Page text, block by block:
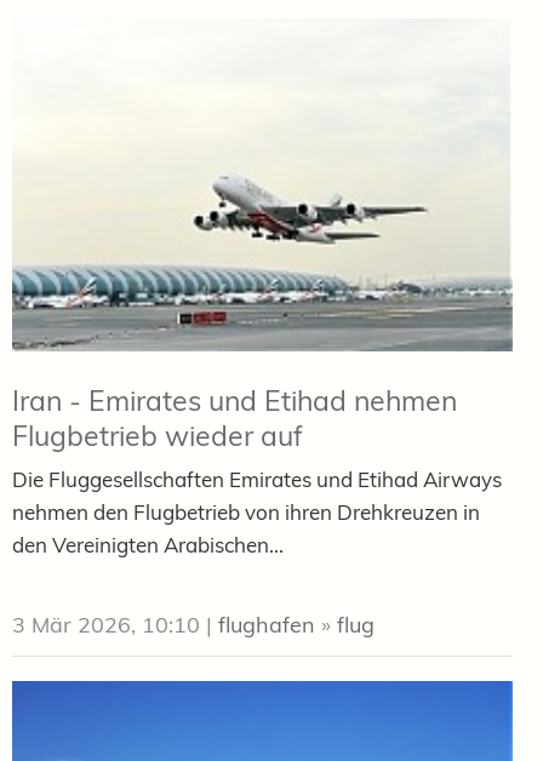
Iran - Emirates und Etihad nehmen
Flugbetrieb wieder auf
Die Fluggesellschaften Emirates und Etihad Airways
nehmen den Flugbetrieb von ihren Drehkreuzen in
den Vereinigten Arabischen...
3 Mär 2026, 10:10 | flughafen » flug